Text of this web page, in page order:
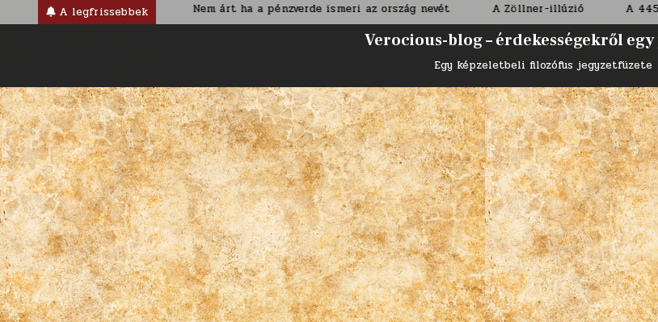
to
A legfrissebbek
korban Nem árt ha a pénzverde ismeri az ország nevét A Zöllner-illúzió A 445 napos év
Verocious-blog – érdekességekről
Egy képzeletbeli filozófus jegyzetfüzete